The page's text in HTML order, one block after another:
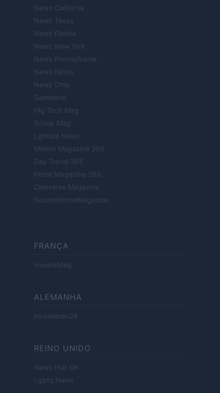
Newz California
Newz Texas
Newz Florida
Newz New York
Newz Pennsylvania
Newz Illinois
Newz Ohio
Gameland
Hig Tech Mag
Scoop Mag
Lgbtqia News
Motors Magazine 365
Day Travel 365
Home Magazine 365
Cineverse Magazine
SecondHomeMagazine
FRANÇA
InvestirMag
ALEMANHA
Investieren24
REINO UNIDO
News Hub UK
Lgbtq News